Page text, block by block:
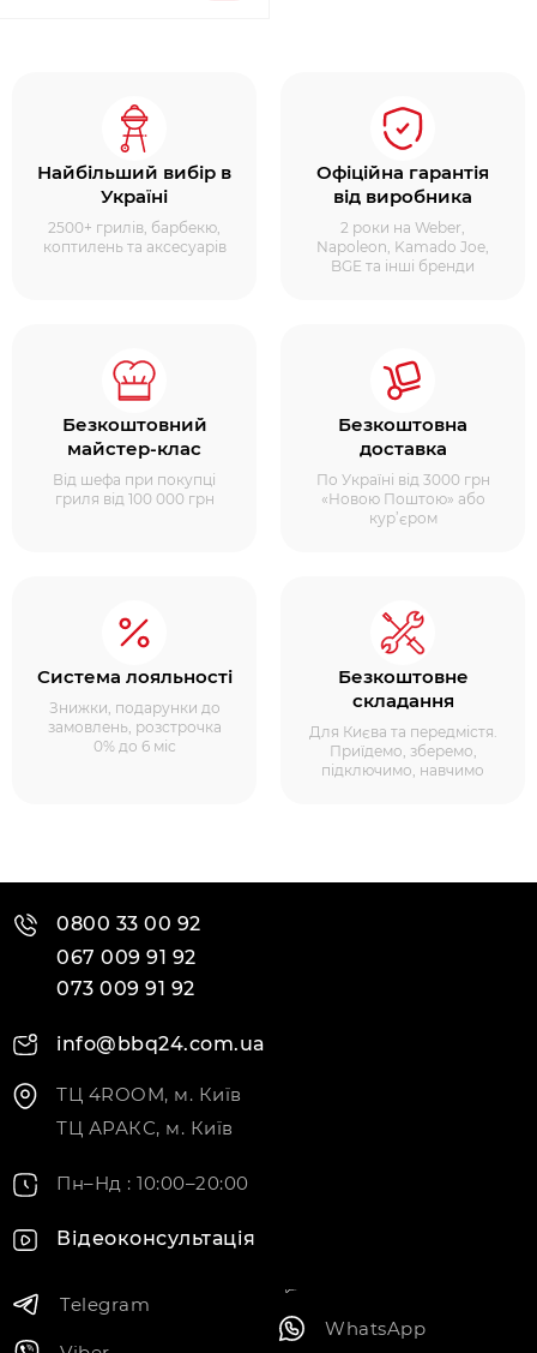
Найбільший вибір в
Україні
2500+ грилів, барбекю,
коптилень та аксесуарів
Офіційна гарантія
від виробника
2 роки на Weber,
Napoleon, Kamado Joe,
BGE та інші бренди
Безкоштовний
майстер-клас
Від шефа при покупці
гриля від 100 000 грн
Безкоштовна
доставка
По Україні від 3000 грн
«Новою Поштою» або
кур’єром
Система лояльності
Знижки, подарунки до
замовлень, розстрочка
0% до 6 міс
Безкоштовне
складання
Для Києва та передмістя.
Приїдемо, зберемо,
підключимо, навчимо
0800 33 00 92
067 009 91 92
073 009 91 92
info@bbq24.com.ua
ТЦ 4ROOM, м. Київ
ТЦ АРАКС, м. Київ
Пн–Нд : 10:00–20:00
Відеоконсультація
Telegram
WhatsApp